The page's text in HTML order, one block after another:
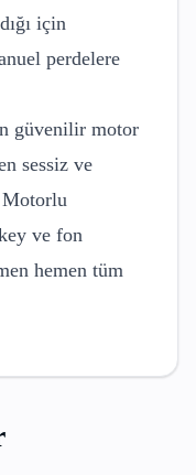
için
perdelere
güvenilir motor
sessiz ve
Motorlu
ve fon
hemen tüm